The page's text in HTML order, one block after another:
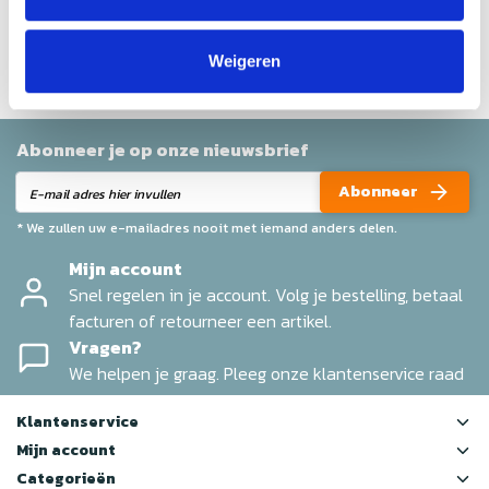
Weigeren
Help ons en andere klanten door het schrijven van een
Abonneer je op onze nieuwsbrief
Abonneer
* We zullen uw e-mailadres nooit met iemand anders delen.
Mijn account
Snel regelen in je account. Volg je bestelling, betaal
facturen of retourneer een artikel.
Vragen?
We helpen je graag. Pleeg onze klantenservice raad
Klantenservice
Mijn account
Categorieën